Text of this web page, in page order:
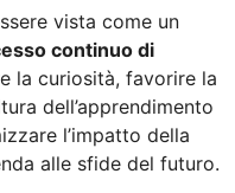
vista come un
continuo di
la curiosità, favorire la
dell’apprendimento
l’impatto della
alle sfide del futuro.